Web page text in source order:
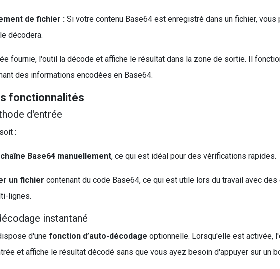
de fichier : Si votre contenu Base64 est enregistré dans un fichier,
décodera.
fournie, l'outil la décode et affiche le résultat dans la zone de sortie. Il
des informations encodées en Base64.
fonctionnalités
d'entrée
:
Base64 manuellement, ce qui est idéal pour des vérifications rapides.
un fichier contenant du code Base64, ce qui est utile lors du travail avec
lignes.
instantané
d'une fonction d’auto-décodage optionnelle. Lorsqu'elle est activée,
et affiche le résultat décodé sans que vous ayez besoin d'appuyer sur un